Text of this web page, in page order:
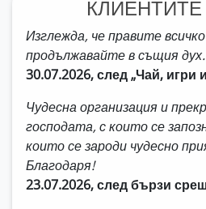
Изглежда, че правите
продължавайте в същия дух.
30.07.2026, след „Чай, игри
Чудесна организация и
господата, с които се
които се зароди чудесно
Благодаря!
23.07.2026, след бързи